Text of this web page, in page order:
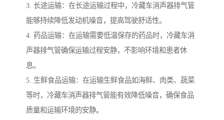
3. 长途运输：在长途运输过程中，冷藏车消声器排气管
能够持续降低发动机噪音，提高驾驶舒适性。
4. 药品运输：在运输需要低温保存的药品时，冷藏车消
声器排气管确保运输过程安静，不影响环境和患者休
息。
5. 生鲜食品运输：在运输生鲜食品如海鲜、肉类、蔬菜
等时，冷藏车消声器排气管能有效降低噪音，确保食品
质量和运输环境的安静。